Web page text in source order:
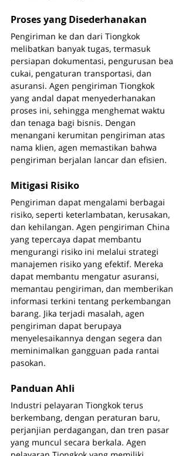
Proses yang Disederhanakan
Pengiriman ke dan dari Tiongkok
melibatkan banyak tugas, termasuk
persiapan dokumentasi, pengurusan bea
cukai, pengaturan transportasi, dan
asuransi. Agen pengiriman Tiongkok
yang andal dapat menyederhanakan
proses ini, sehingga menghemat waktu
dan tenaga bagi bisnis. Dengan
menangani kerumitan pengiriman atas
nama klien, agen memastikan bahwa
pengiriman berjalan lancar dan efisien.
Mitigasi Risiko
Pengiriman dapat mengalami berbagai
risiko, seperti keterlambatan, kerusakan,
dan kehilangan. Agen pengiriman China
yang tepercaya dapat membantu
mengurangi risiko ini melalui strategi
manajemen risiko yang efektif. Mereka
dapat membantu mengatur asuransi,
memantau pengiriman, dan memberikan
informasi terkini tentang perkembangan
barang. Jika terjadi masalah, agen
pengiriman dapat berupaya
menyelesaikannya dengan segera dan
meminimalkan gangguan pada rantai
pasokan.
Panduan Ahli
Industri pelayaran Tiongkok terus
berkembang, dengan peraturan baru,
perjanjian perdagangan, dan tren pasar
yang muncul secara berkala. Agen